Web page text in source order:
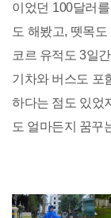
이었던 100달러
도 해봤고, 뗏목
코르 유적도 3일
기차와 버스도 포
하다는 점도 있었
도 얼마든지 꿈꾸